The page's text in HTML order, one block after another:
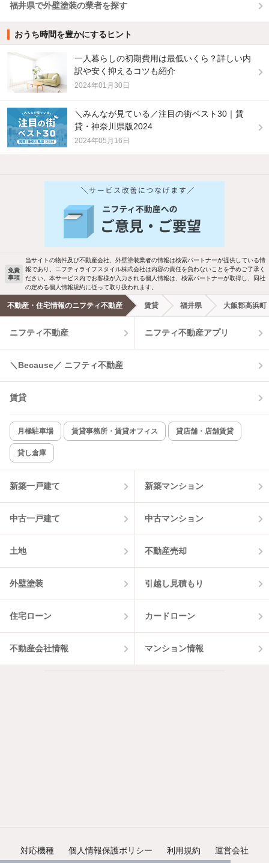
福井県で外壁塗装の業者を探す
おうち時間を豊かにするヒント
一人暮らしの初期費用は最低いくら？詳しい内
訳や安く抑えるコツも紹介
2024年01月30日
＼みんなが見ている／注目の街ベスト30｜賃
貸・神奈川県版2024
2024年05月16日
バス・トイレ別 2階以上
洗濯機置場あり 独立洗面台
エアコンあり 都市ガス
温水洗浄便座 オートロック
コンロ2口以上
新着のみ インターネット無料
該当件数:
3件
新着物件メール通知
ご希望の条件の物件が見つかり次第、メ
ールでお知らせします
新着メール通知を受け取る
免責
事項
当サイトの物件及び不動産会社、外壁塗装業者の情報は検索パートナーが提供している情
報であり、ニフティライフスタイル株式会社は内容の責任を負わないことを予めご了承く
ださい。本サービス内でお客様が入力される個人情報は、検索パートナーが取得し、同社
の定める個人情報規約に従って取り扱われます。
不動産・住宅情報のニフティ不動産 賃貸 福井県 大飯郡高浜町
ニフティ不動産 ニフティ不動産アプリ
＼Because／ ニフティ不動産
賃貸
月極駐車場 賃貸事務所・賃貸オフィス 貸店舗・店舗賃貸
貸し倉庫
新築一戸建て 新築マンション
中古一戸建て 中古マンション
土地 不動産売却
外壁塗装 引越し見積もり
住宅ローン カードローン
不動産会社情報 マンション情報
対応機種 個人情報保護ポリシー 利用規約 運営会社